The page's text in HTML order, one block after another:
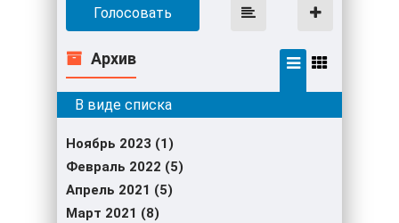
Голосовать
Архив
Ноябрь 2023 (1)
Февраль 2022 (5)
Апрель 2021 (5)
Март 2021 (8)